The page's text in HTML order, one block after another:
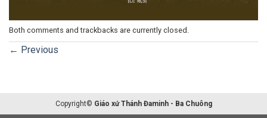
Both comments and trackbacks are currently closed.
← Previous
Copyright© Giáo xứ Thánh Đaminh - Ba Chuông